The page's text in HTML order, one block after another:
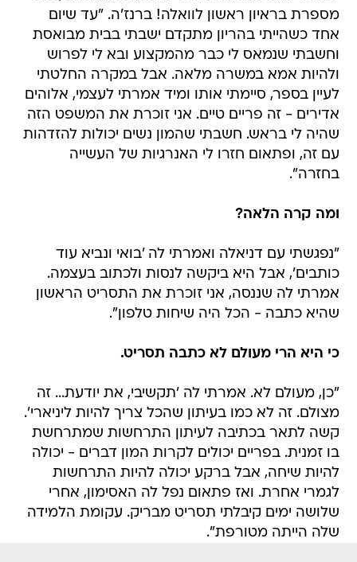
מספרת בראיון ראשון לוואלה! ברנז'ה. "עד שיום
אחד כשהייתי בהריון מתקדם ישבתי בבית מבואסת
וחשבתי שנמאס לי כבר מהמקצוע ובא לי לפרוש
ולהיות אמא במשרה מלאה. אבל במקרה החלטתי
לעיין בספר, סיימתי אותו ומיד אמרתי לעצמי, אלוהים
אדירים - זה פריים טיים. אני זוכרת את המשפט הזה
שהיה לי בראש. חשבתי שהמון נשים יכולות להזדהות
עם זה, ופתאום חזרו לי האנרגיות של העשייה
בחזרה".
ומה קרה הלאה?
"נפגשתי עם דניאלה ואמרתי לה 'בואי ונביא עוד
כותבים', אבל היא ביקשה לנסות ולכתוב בעצמה.
אמרתי לה שננסה, אני זוכרת את התסריט הראשון
שהיא כתבה - הכל היה שיחות טלפון".
כי היא הרי מעולם לא כתבה תסריט.
"כן, מעולם לא. אמרתי לה 'תקשיבי, את יודעת... זה
מצולם. זה לא כמו בעיתון שהכל צריך להיות ליניארי'.
קשה לתאר בכתיבה לעיתון התרחשות שמתרחשת
בו זמנית. בפריים יכולים לקרות המון דברים - יכולה
להיות שיחה, אבל ברקע יכולה להיות התרחשות
לגמרי אחרת. ואז פתאום נפל לה האסימון, אחרי
שלושה ימים קיבלתי תסריט מבריק. עקומת הלמידה
שלה הייתה מטורפת".